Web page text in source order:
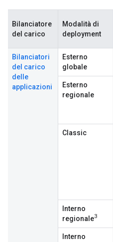
Bilanciatore
del carico
Modalità di
deployment
Bilanciatori
del carico
delle
applicazioni
Esterno
globale
Esterno
regionale
Classic
Interno
regionale3
Interno